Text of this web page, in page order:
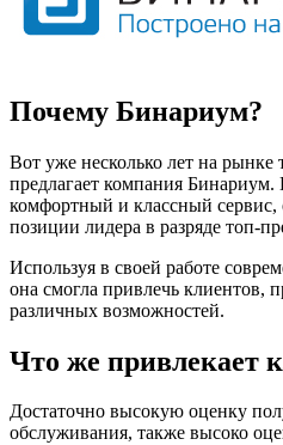
Почему Бинариум?
Вот уже несколько лет на рынке
предлагает компания
комфортный и классный
позиции лидера в разряде топ-
Используя в своей работе
она смогла привлечь клиентов,
различных возможностей.
Что же привлекает
Достаточно высокую оценку
обслуживания, также высоко